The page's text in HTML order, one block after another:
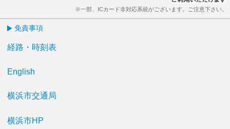
※一部、ICカード非対応系統がございます。ご注意下さい。
免責事項
経路・時刻表
English
横浜市交通局
横浜市HP